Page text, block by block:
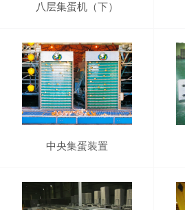
八层集蛋机（下）
中央集蛋装置